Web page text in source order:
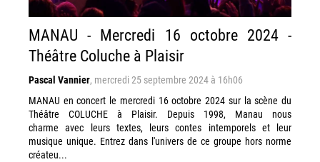
MANAU - Mercredi 16 octobre 2024 -
Théâtre Coluche à Plaisir
Pascal Vannier, mercredi 25 septembre 2024 à 16h06
MANAU en concert le mercredi 16 octobre 2024 sur la scène du
Théâtre COLUCHE à Plaisir. Depuis 1998, Manau nous
charme avec leurs textes, leurs contes intemporels et leur
musique unique. Entrez dans l'univers de ce groupe hors norme
créateu...